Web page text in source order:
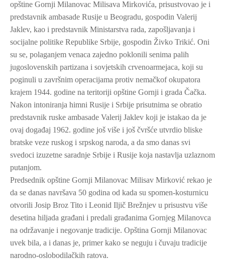
opštine Gornji Milanovac Milisava Mirkovića, prisustvovao je i
predstavnik ambasade Rusije u Beogradu, gospodin Valerij
Jaklev, kao i predstavnik Ministarstva rada, zapošljavanja i
socijalne politike Republike Srbije, gospodin Živko Trikić. Oni
su se, polaganjem venaca zajedno poklonili senima palih
jugoslovenskih partizana i sovjetskih crvenoarmejaca, koji su
poginuli u završnim operacijama protiv nemačkof okupatora
krajem 1944. godine na teritoriji opštine Gornji i grada Čačka.
Nakon intoniranja himni Rusije i Srbije prisutnima se obratio
predstavnik ruske ambasade Valerij Jaklev koji je istakao da je
ovaj događaj 1962. godine još više i još čvršće utvrdio bliske
bratske veze ruskog i srpskog naroda, a da smo danas svi
svedoci izuzetne saradnje Srbije i Rusije koja nastavlja uzlaznom
putanjom.
Predsednik opštine Gornji Milanovac Milisav Mirković rekao je
da se danas navršava 50 godina od kada su spomen-kosturnicu
otvorili Josip Broz Tito i Leonid Iljič Brežnjev u prisustvu više
desetina hiljada građani i predali građanima Gornjeg Milanovca
na održavanje i negovanje tradicije. Opština Gornji Milanovac
uvek bila, a i danas je, primer kako se neguju i čuvaju tradicije
narodno-oslobodilačkih ratova.